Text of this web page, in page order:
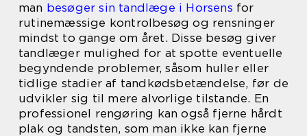
man besøger sin tandlæge i Horsens for
rutinemæssige kontrolbesøg og rensninger
mindst to gange om året. Disse besøg giver
tandlæger mulighed for at spotte eventuelle
begyndende problemer, såsom huller eller
tidlige stadier af tandkødsbetændelse, før de
udvikler sig til mere alvorlige tilstande. En
professionel rengøring kan også fjerne hårdt
plak og tandsten, som man ikke kan fjerne